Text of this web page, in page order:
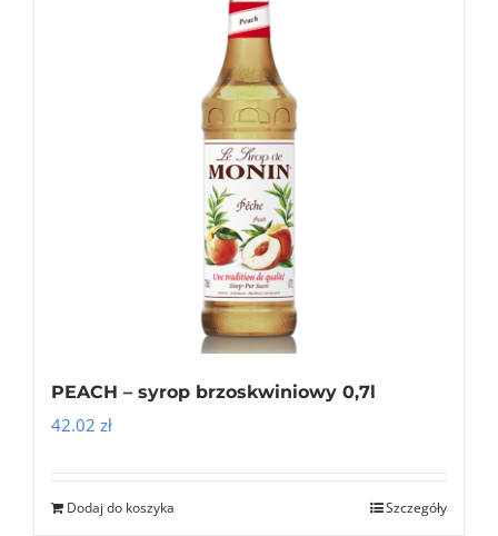
PEACH – syrop brzoskwiniowy 0,7l
42.02 zł
Dodaj do koszyka Szczegóły